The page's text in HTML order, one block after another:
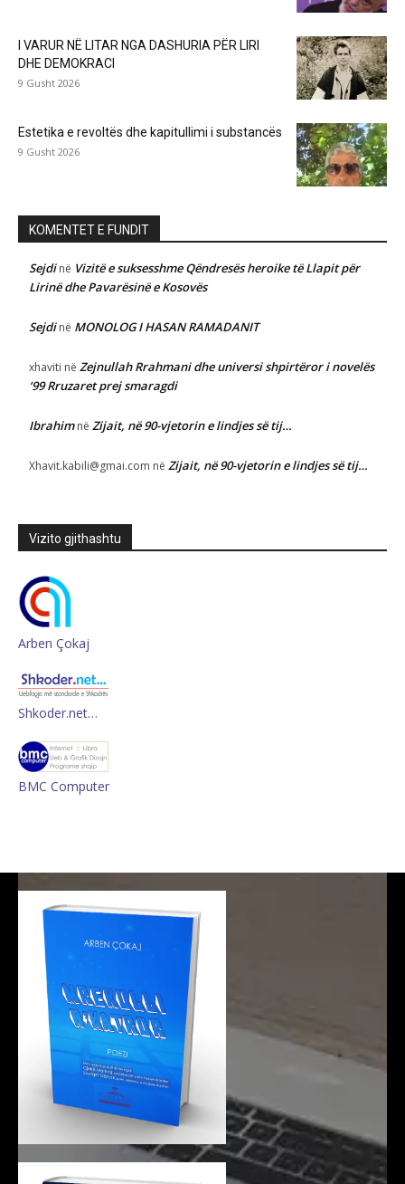
I VARUR NË LITAR NGA DASHURIA PËR LIRI
DHE DEMOKRACI
9 Gusht 2026
Estetika e revoltës dhe kapitullimi i substancës
9 Gusht 2026
KOMENTET E FUNDIT
Sejdinë Vizitë e suksesshme Qëndresës heroike të Llapit për
Lirinë dhe Pavarësinë e Kosovës
Sejdinë MONOLOG I HASAN RAMADANIT
xhaviti në Zejnullah Rrahmani dhe universi shpirtëror i novelës
‘99 Rruzaret prej smaragdi
Ibrahimnë Zijait, në 90-vjetorin e lindjes së tij…
Xhavit.kabili@gmai.com në Zijait, në 90-vjetorin e lindjes së tij…
Vizito gjithashtu
Arben Çokaj
Shkoder.net…
BMC Computer